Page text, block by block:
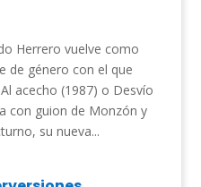
Herrero vuelve como
de género con el que
acecho (1987) o Desvío
con guion de Monzón y
su nueva...